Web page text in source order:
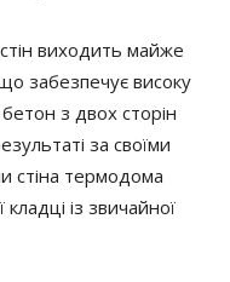
виходить майже
забезпечує високу
з двох сторін
за своїми
стіна термодома
із звичайної